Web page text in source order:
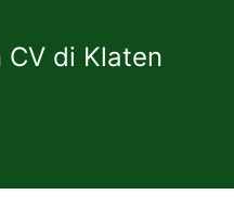
CV di Klaten